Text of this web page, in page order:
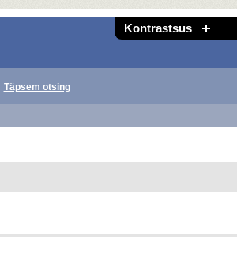
Kontrastsus
Täpsem otsing